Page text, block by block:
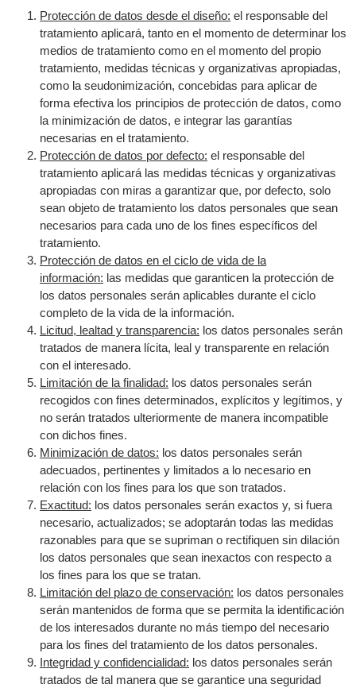
Protección de datos desde el diseño: el responsable del
tratamiento aplicará, tanto en el momento de determinar los
medios de tratamiento como en el momento del propio
tratamiento, medidas técnicas y organizativas apropiadas,
como la seudonimización, concebidas para aplicar de
forma efectiva los principios de protección de datos, como
la minimización de datos, e integrar las garantías
necesarias en el tratamiento.
Protección de datos por defecto: el responsable del
tratamiento aplicará las medidas técnicas y organizativas
apropiadas con miras a garantizar que, por defecto, solo
sean objeto de tratamiento los datos personales que sean
necesarios para cada uno de los fines específicos del
tratamiento.
Protección de datos en el ciclo de vida de la
información: las medidas que garanticen la protección de
los datos personales serán aplicables durante el ciclo
completo de la vida de la información.
Licitud, lealtad y transparencia: los datos personales serán
tratados de manera lícita, leal y transparente en relación
con el interesado.
Limitación de la finalidad: los datos personales serán
recogidos con fines determinados, explícitos y legítimos, y
no serán tratados ulteriormente de manera incompatible
con dichos fines.
Minimización de datos: los datos personales serán
adecuados, pertinentes y limitados a lo necesario en
relación con los fines para los que son tratados.
Exactitud: los datos personales serán exactos y, si fuera
necesario, actualizados; se adoptarán todas las medidas
razonables para que se supriman o rectifiquen sin dilación
los datos personales que sean inexactos con respecto a
los fines para los que se tratan.
Limitación del plazo de conservación: los datos personales
serán mantenidos de forma que se permita la identificación
de los interesados durante no más tiempo del necesario
para los fines del tratamiento de los datos personales.
Integridad y confidencialidad: los datos personales serán
tratados de tal manera que se garantice una seguridad